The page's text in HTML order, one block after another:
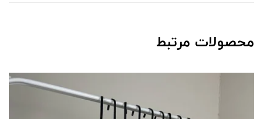
محصولات مرتبط